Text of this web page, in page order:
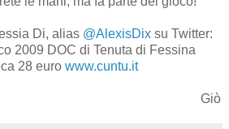
Di, alias @AlexisDix su Twitter:
2009 DOC di Tenuta di Fessina
28 euro www.cuntu.it
Giò